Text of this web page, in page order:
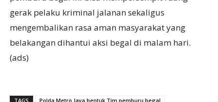
gerak pelaku kriminal jalanan sekaligus
mengembalikan rasa aman masyarakat yang
belakangan dihantui aksi begal di malam hari.
(ads)
TAGS Polda Metro Jaya bentuk Tim pemburu begal